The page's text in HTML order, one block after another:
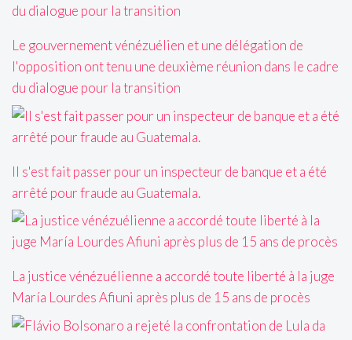
Le gouvernement vénézuélien et une délégation de
l'opposition ont tenu une deuxième réunion dans le cadre
du dialogue pour la transition
Il s'est fait passer pour un inspecteur de banque et a été
arrêté pour fraude au Guatemala.
La justice vénézuélienne a accordé toute liberté à la juge
María Lourdes Afiuni après plus de 15 ans de procès